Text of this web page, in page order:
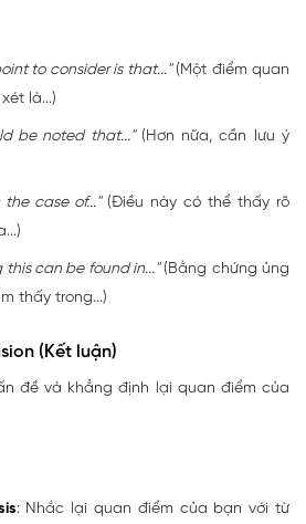
to consider is that..."(Một điểm quan
là...)
be noted that..."(Hơn nữa, cần lưu ý
case of..."(Điều này có thể thấy rõ
this can be found in..."(Bằng chứng ủng
thấy trong...)
(Kết luận)
đề và khẳng định lại quan điểm của
: Nhắc lại quan điểm của bạn với từ